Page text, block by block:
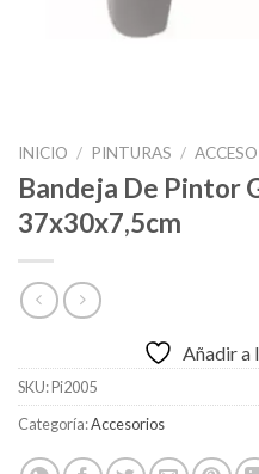
INICIO / PINTURAS /
Bandeja De Pintor
37x30x7,5cm
Añadir a
SKU:Pi2005
Categoría:Accesorios